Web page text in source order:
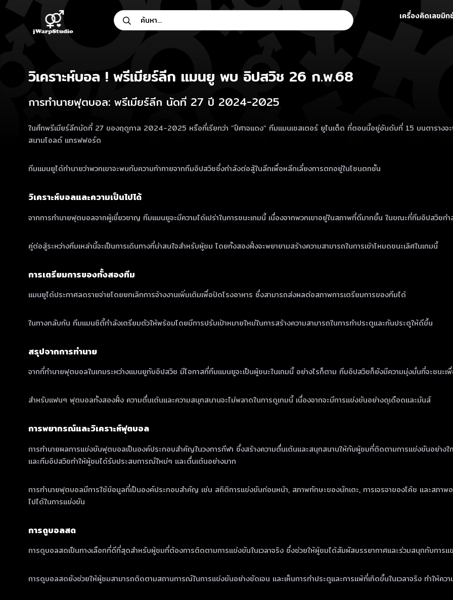
Skip
ค้นหา... เครื่องคิดเลขมิก
วิเคราะห์บอล ! พรีเมียร์ลีก แมนยู พบ อิปสวิช 26 ก.พ.68
การทำนายฟุตบอล: พรีเมียร์ลีก นัดที่ 27 ปี 2024-2025
ในศึกพรีเมียร์ลีกนัดที่ 27 ของฤดูกาล 2024-2025 หรือที่เรียกว่า “ปีศาจแดง” ทีมแมนเชสเตอร์ ยูไนเต็ด ที่ตอนนี้อยู่อันดับที่ 15 บนตาราง
สนามโอลด์ แทรฟฟอร์ด
ทีมแมนยูได้ทำนายว่าพวกเขาจะพบกับความท้าทายจากทีมอิปสวิชซึ่งกำลังต่อสู้ในลีกเพื่อหลีกเลี่ยงการตกอยู่ในโซนตกชั้น
วิเคราะห์บอลและความเป็นไปได้
จากการทำนายฟุตบอลจากผู้เชี่ยวชาญ ทีมแมนยูจะมีความได้เปร่าในการชนะเกมนี้ เนื่องจากพวกเขาอยู่ในสภาพที่ดีมากขึ้น ในขณะที่ทีมอิปสวิชก
คู่ต่อสู้ระหว่างทีมเหล่านี้จะเป็นการเดินทางที่น่าสนใจสำหรับผู้ชม โดยทั้งสองฝั่งจะพยายามสร้างความสามารถในการเข้าโหมดชนะเลิศในเกมนี้
การเตรียมการของทั้งสองทีม
แมนยูได้ประกาศลดรายจ่ายโดยยกเลิกการจ้างงานเพิ่มเติมเพื่อปิดโรงอาหาร ซึ่งสามารถส่งผลต่อสภาพการเตรียมการของทีมได้
ในทางกลับกัน ทีมแมนซิตี้กำลังเตรียมตัวให้พร้อมโดยมีการปรับเป้าหมายใหม่ในการสร้างความสามารถในการทำประตูและกันประตูให้ดีขึ้น
สรุปจากการทำนาย
จากที่ทำนายฟุตบอลในเกมระหว่างแมนยูกับอิปสวิช มีโอกาสที่ทีมแมนยูจะเป็นผู้ชนะในเกมนี้ อย่างไรก็ตาม ทีมอิปสวิชก็ยังมีความมุ่งมั่นที่จะชนะ
สำหรับแฟนๆ ฟุตบอลทั้งสองฝั่ง ความตื่นเต้นและความสนุกสนานจะไม่พลาดในการดูเกมนี้ เนื่องจากจะมีการแข่งขันอย่างดุเดือดและมันส์
การพยากรณ์และวิเคราะห์ฟุตบอล
การทำนายผลการแข่งขันฟุตบอลเป็นองค์ประกอบสำคัญในวงการกีฬา ซึ่งสร้างความตื่นเต้นและสนุกสนานให้กับผู้ชมที่ติดตามการแข่งขันอย่างใ
และทีมอิปสวิชทำให้ผู้ชมได้รับประสบการณ์ใหม่ๆ และตื่นเต้นอย่างมาก
การทำนายฟุตบอลมีการใช้ข้อมูลที่เป็นองค์ประกอบสำคัญ เช่น สถิติการแข่งขันก่อนหน้า, สภาพทักษะของนักเตะ, การเจรจาของโค้ช และสภาพอ
ไปได้ในการแข่งขัน
การดูบอลสด
การดูบอลสดเป็นทางเลือกที่ดีที่สุดสำหรับผู้ชมที่ต้องการติดตามการแข่งขันในเวลาจริง ซึ่งช่วยให้ผู้ชมได้สัมผัสบรรยากาศและร่วมสนุกกับการ
การดูบอลสดยังช่วยให้ผู้ชมสามารถติดตามสถานการณ์ในการแข่งขันอย่างชัดเจน และเห็นการทำประตูและการแพ้ที่เกิดขึ้นในเวลาจริง ทำให้คว